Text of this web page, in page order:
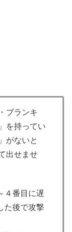
ブランキ
を持ってい
がないと
出せませ
４番目に遅
た後で攻撃